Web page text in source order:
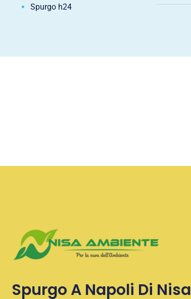
Spurgo h24
Spurgo A Napoli Di Nisa